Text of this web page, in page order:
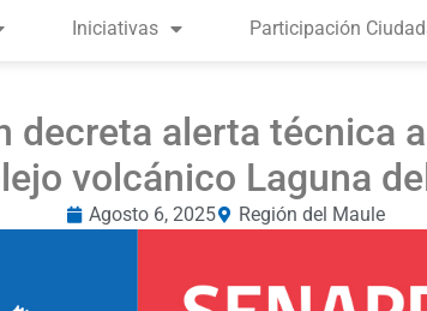
Iniciativas Participación
decreta alerta técnica
volcánico Laguna
Agosto 6, 2025 Región del Maule